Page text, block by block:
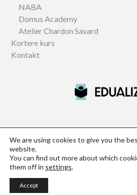
NABA
Domus Academy
Atelier Chardon Savard
Kortere kurs
Kontakt
Official partner of NABA, Istituto
Designstudier - Studer kunst,
We are using cookies to give you the
website.
You can find out more about which
them off in settings.
Accept